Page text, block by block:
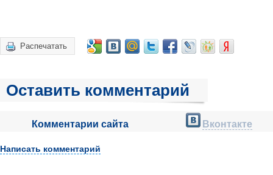
Распечатать
Оставить комментарий
Комментарии сайта Вконтакте
Написать комментарий